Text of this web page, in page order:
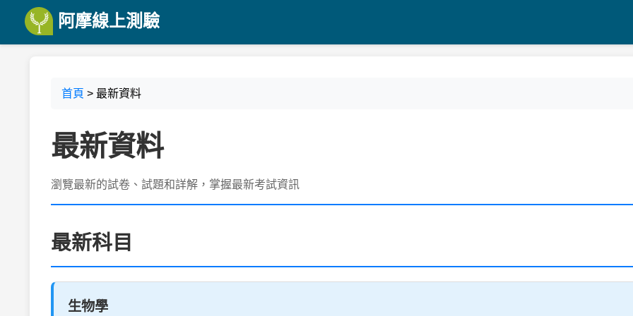
阿摩線上測驗
首頁 > 最新資料
最新資料
瀏覽最新的試卷、試題和詳解，掌握最新考試資訊
最新科目
生物學